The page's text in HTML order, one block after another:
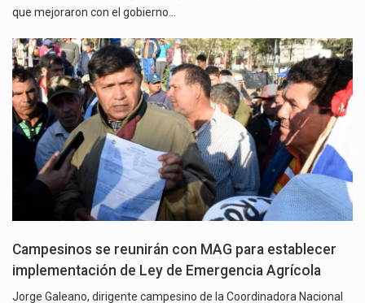
que mejoraron con el gobierno…
Campesinos se reunirán con MAG para establecer
implementación de Ley de Emergencia Agrícola
Jorge Galeano, dirigente campesino de la Coordinadora Nacional